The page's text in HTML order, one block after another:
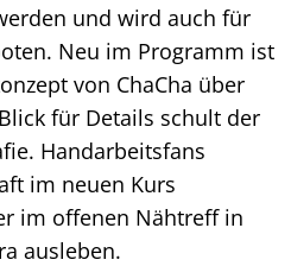
und wird auch für
Neu im Programm ist
von ChaCha über
für Details schult der
Handarbeitsfans
im neuen Kurs
im offenen Nähtreff in
ausleben.